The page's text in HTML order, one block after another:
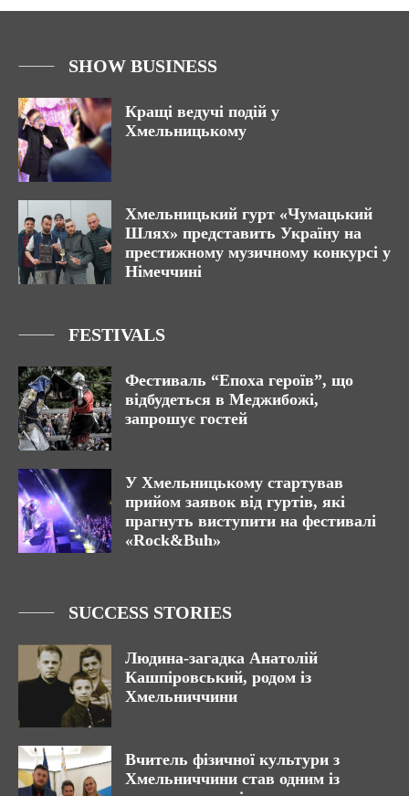
SHOW BUSINESS
Кращі ведучі подій у
Хмельницькому
Хмельницький гурт «Чумацький
Шлях» представить Україну на
престижному музичному конкурсі у
Німеччині
FESTIVALS
Фестиваль “Епоха героїв”, що
відбудеться в Меджибожі,
запрошує гостей
У Хмельницькому стартував
прийом заявок від гуртів, які
прагнуть виступити на фестивалі
«Rock&Buh»
SUCCESS STORIES
Людина-загадка Анатолій
Кашпіровський, родом із
Хмельниччини
Вчитель фізичної культури з
Хмельниччини став одним із